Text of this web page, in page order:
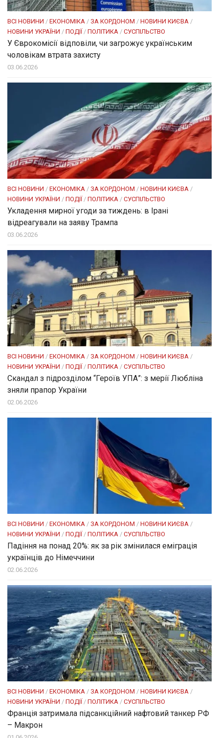
ВСІ НОВИНИ / ЕКОНОМІКА / ЗА КОРДОНОМ / НОВИНИ КИЄВА /
НОВИНИ УКРАЇНИ / ПОДІЇ / ПОЛІТИКА / СУСПІЛЬСТВО
У Єврокомісії відповіли, чи загрожує українським
чоловікам втрата захисту
03.06.2026
ВСІ НОВИНИ / ЕКОНОМІКА / ЗА КОРДОНОМ / НОВИНИ КИЄВА /
НОВИНИ УКРАЇНИ / ПОДІЇ / ПОЛІТИКА / СУСПІЛЬСТВО
Укладення мирної угоди за тиждень: в Ірані
відреагували на заяву Трампа
03.06.2026
ВСІ НОВИНИ / ЕКОНОМІКА / ЗА КОРДОНОМ / НОВИНИ КИЄВА /
НОВИНИ УКРАЇНИ / ПОДІЇ / ПОЛІТИКА / СУСПІЛЬСТВО
Скандал з підрозділом “Героїв УПА”: з мерії Любліна
зняли прапор України
02.06.2026
ВСІ НОВИНИ / ЕКОНОМІКА / ЗА КОРДОНОМ / НОВИНИ КИЄВА /
НОВИНИ УКРАЇНИ / ПОДІЇ / ПОЛІТИКА / СУСПІЛЬСТВО
Падіння на понад 20%: як за рік змінилася еміграція
українців до Німеччини
02.06.2026
ВСІ НОВИНИ / ЕКОНОМІКА / ЗА КОРДОНОМ / НОВИНИ КИЄВА /
НОВИНИ УКРАЇНИ / ПОДІЇ / ПОЛІТИКА / СУСПІЛЬСТВО
Франція затримала підсанкційний нафтовий танкер РФ
– Макрон